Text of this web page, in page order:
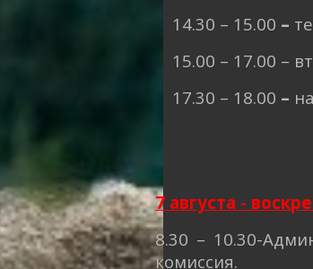
14.30 – 15.00 –
15.00 – 17.00 –
17.30 – 18.00 –
7 августа -
8.30 – 10.30-
комиссия.